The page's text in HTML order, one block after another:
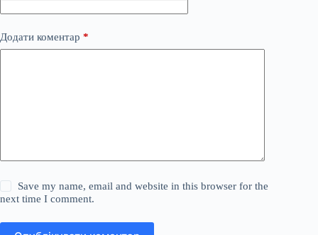
Додати коментар *
Save my name, email and website in this browser for the
next time I comment.